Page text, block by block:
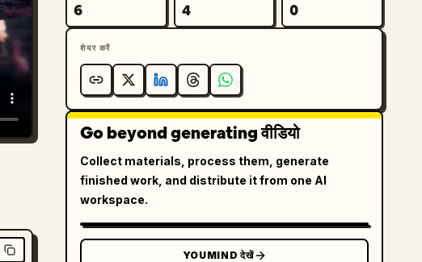
6 4 0
शेयर करें
Go beyond generating वीडियो
Collect materials, process them, generate
finished work, and distribute it from one AI
workspace.
YOUMIND देखें